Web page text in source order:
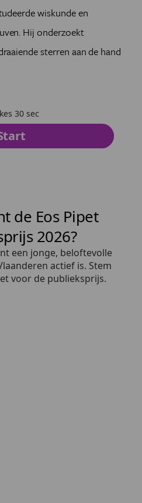
wiskunde en
Hij onderzoekt
sterren aan de hand